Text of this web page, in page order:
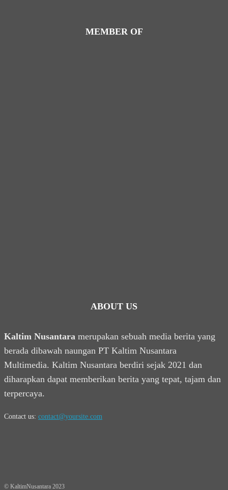
MEMBER OF
ABOUT US
Kaltim Nusantara merupakan sebuah media berita yang
berada dibawah naungan PT Kaltim Nusantara
Multimedia. Kaltim Nusantara berdiri sejak 2021 dan
diharapkan dapat memberikan berita yang tepat, tajam dan
terpercaya.
Contact us: contact@yoursite.com
© KaltimNusantara 2023